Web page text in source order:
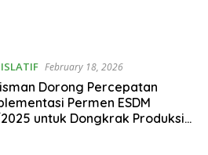
February 18, 2026
Dorong Percepatan
Permen ESDM
untuk Dongkrak Produksi